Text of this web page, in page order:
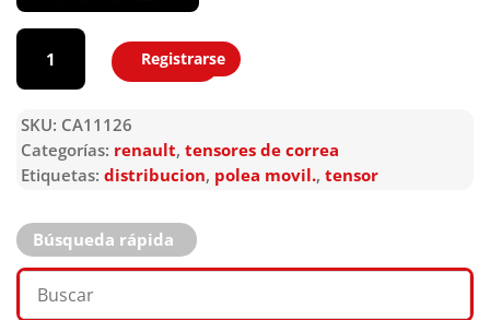
CA11126
cantidad
Agregar
Registrarse
SKU: CA11126
Categorías: renault, tensores de correa
Etiquetas: distribucion, polea movil., tensor
Búsqueda rápida